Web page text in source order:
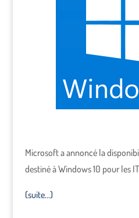
Microsoft a annoncé la
destiné à Windows 10 pour les
(suite…)